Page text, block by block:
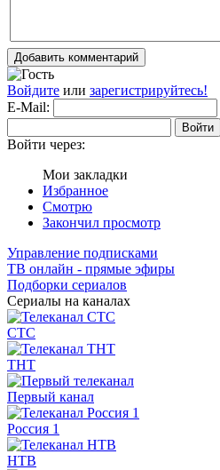
Добавить комментарий
Войдите или зарегистрируйтесь!
E-Mail:
Войти
Войти через:
Мои закладки
Избранное
Смотрю
Закончил просмотр
Управление подписками
ТВ онлайн - прямые эфиры
Подборки сериалов
Сериалы на каналах
СТС
ТНТ
Первый канал
Россия 1
НТВ